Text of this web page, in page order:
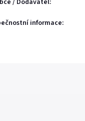
/ Dodavatel:
informace: